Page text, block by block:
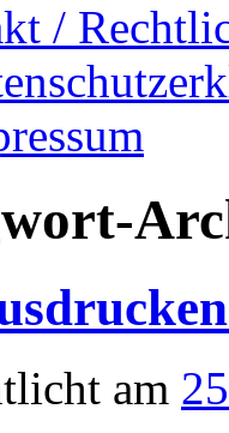
/
am